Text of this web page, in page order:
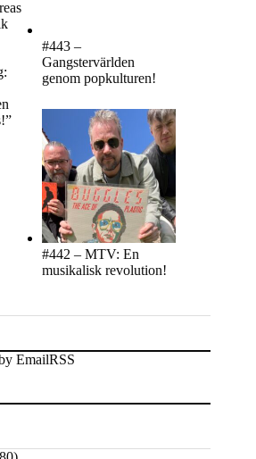
#443 –
Gangstervärlden
genom popkulturen!
#442 – MTV: En
musikalisk revolution!
EmailRSS